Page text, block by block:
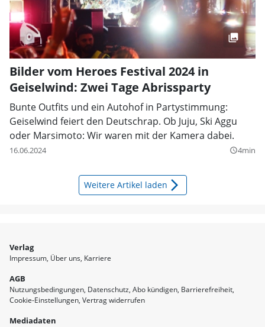
Bilder vom Heroes Festival 2024 in
Geiselwind: Zwei Tage Abrissparty
Bunte Outfits und ein Autohof in Partystimmung:
Geiselwind feiert den Deutschrap. Ob Juju, Ski Aggu
oder Marsimoto: Wir waren mit der Kamera dabei.
16.06.2024 query_builder4min
Weitere Artikel laden arrow_forward_ios
Verlag
Impressum Über uns Karriere
AGB
Nutzungsbedingungen Datenschutz Abo kündigen Barrierefreiheit
Cookie-Einstellungen Vertrag widerrufen
Mediadaten